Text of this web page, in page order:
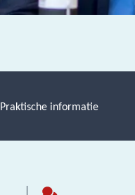
Praktische informatie